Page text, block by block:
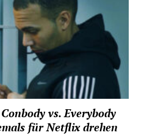
vs. Everybody
für Netflix drehen